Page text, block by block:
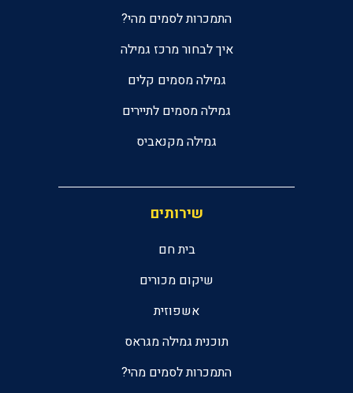
התמכרות לסמים מהי?
איך לבחור מרכז גמילה
גמילה מסמים קלים
גמילה מסמים לתיירים
גמילה מקנאביס
שירותים
בית חם
שיקום מכורים
אשפוזית
תוכנית גמילה מגראס
התמכרות לסמים מהי?